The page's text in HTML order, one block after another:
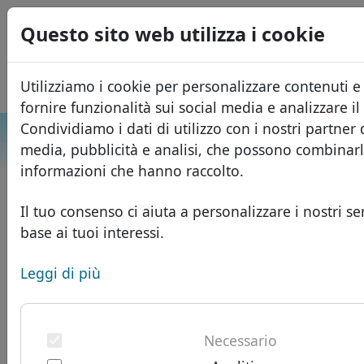
Questo sito web utilizza i cookie
Utilizziamo i cookie per personalizzare contenuti
fornire funzionalità sui social media e analizzare
Condividiamo i dati di utilizzo con i nostri partner
media, pubblicità e analisi, che possono
informazioni che hanno raccolto.
Il tuo consenso ci aiuta a personalizzare i nostri
base ai tuoi interessi.
Leggi di più
Necessario
Domini
Domini africani
Domini europei
Listino prezzi
Trasferisci
Cerca
ID Protect
USD
EUR
GBP
Español
Français
Português
Română
Cerca